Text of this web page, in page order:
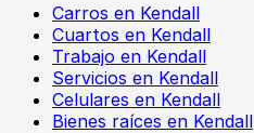
Carros en Kendall
Cuartos en Kendall
Trabajo en Kendall
Servicios en Kendall
Celulares en Kendall
Bienes raíces en Kendall